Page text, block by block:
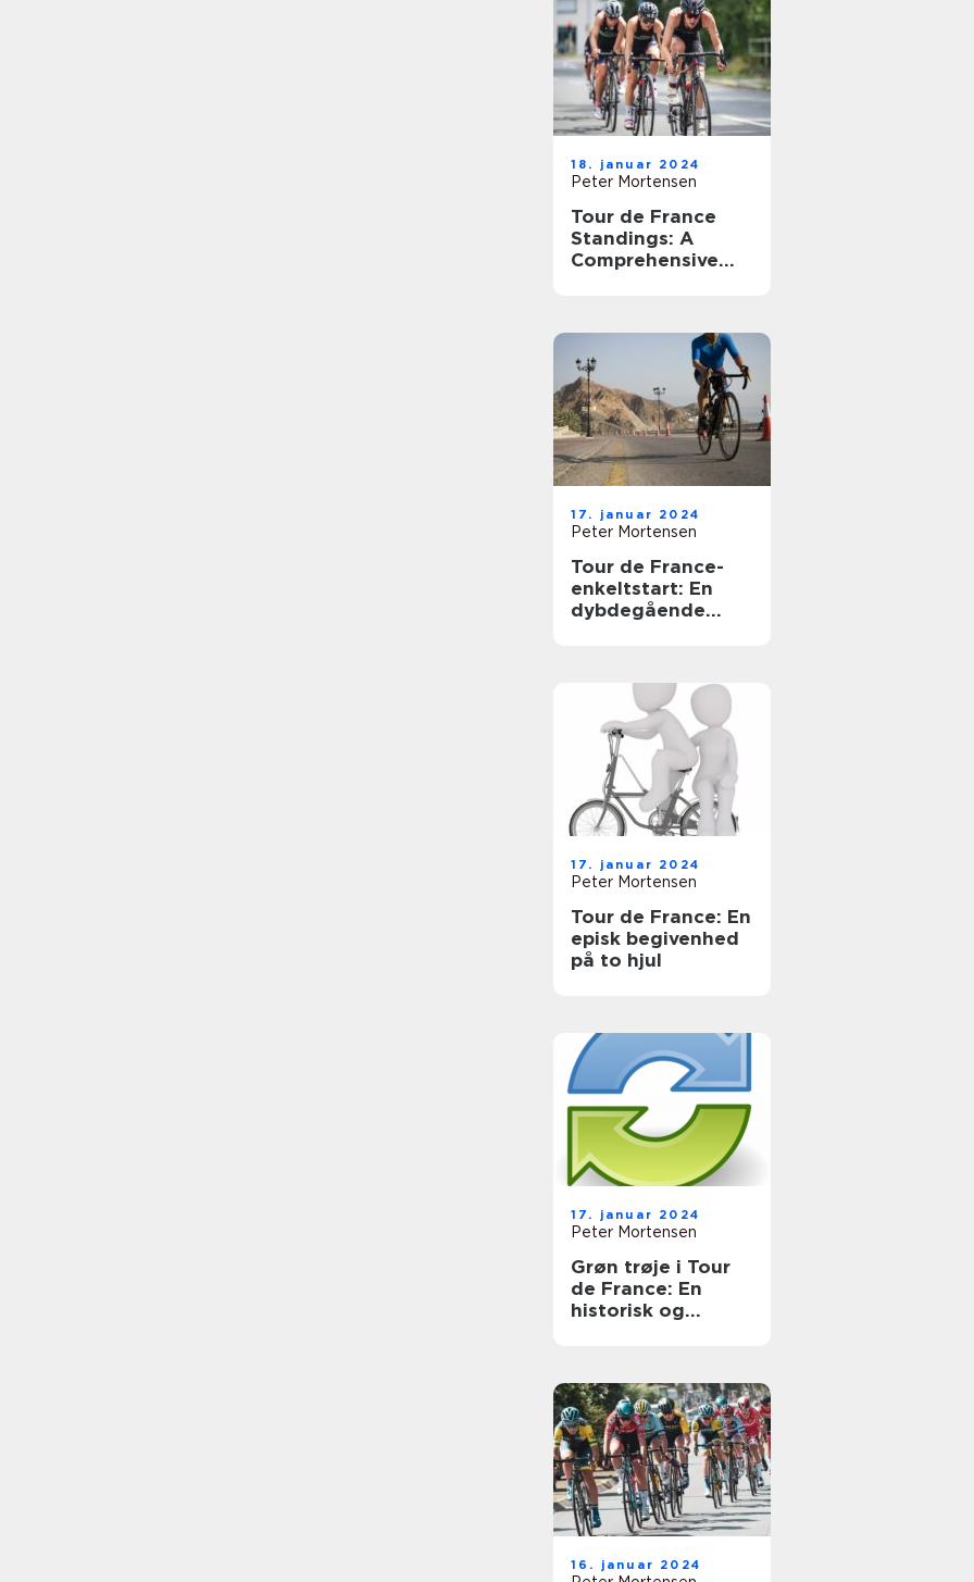
18. januar 2024
Peter Mortensen
Tour de France
Standings: A
Comprehensive
17. januar 2024
Peter Mortensen
Tour de France-
enkeltstart: En
dybdegående
enkeltstartsetape
17. januar 2024
Peter Mortensen
Tour de France: En
episk begivenhed
på to hjul
17. januar 2024
Peter Mortensen
Grøn trøje i Tour
de France: En
historisk og
16. januar 2024